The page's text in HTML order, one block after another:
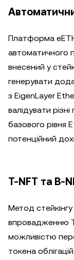
Платформа
автоматичного
внесений у
генерувати
з EigenLayer
валідувати
базового рівня
потенційний
T-NFT та B-
Метод
впровадженню
можливістю
токена